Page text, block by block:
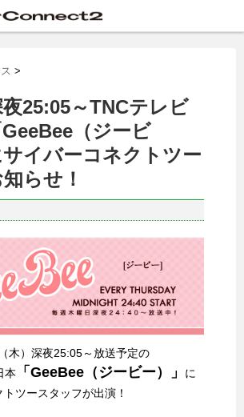
>
25:05～TNCテレビ
（ジービ
イバーコネクトツー
らせ！
木）深夜25:05～放送予定の
本
「GeeBee（ジービー）」
に
ツースタッフが出演！